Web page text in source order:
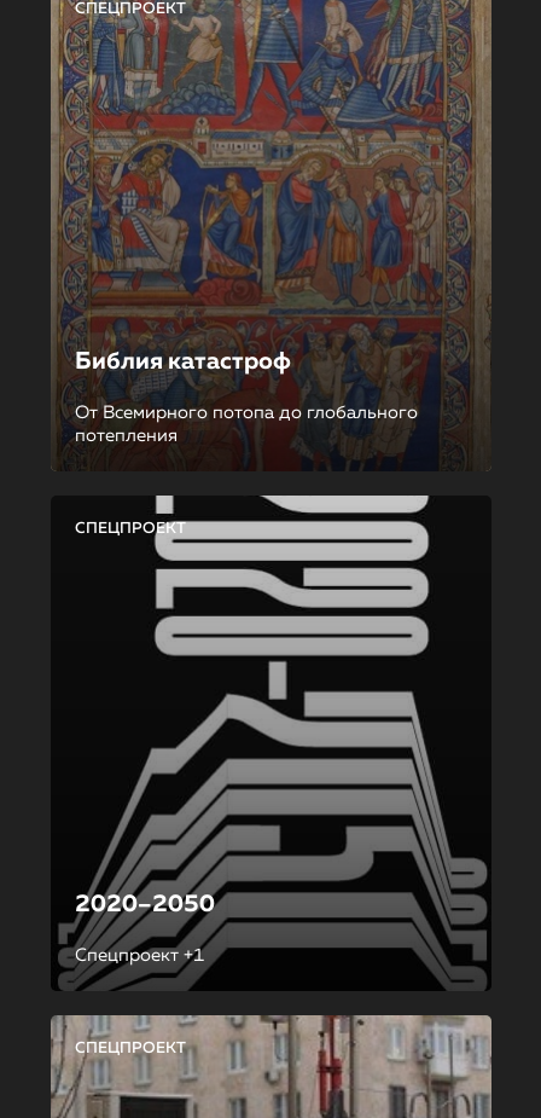
СПЕЦПРОЕКТ
Библия катастроф
От Всемирного потопа до глобального
потепления
СПЕЦПРОЕКТ
2020–2050
Спецпроект +1
СПЕЦПРОЕКТ